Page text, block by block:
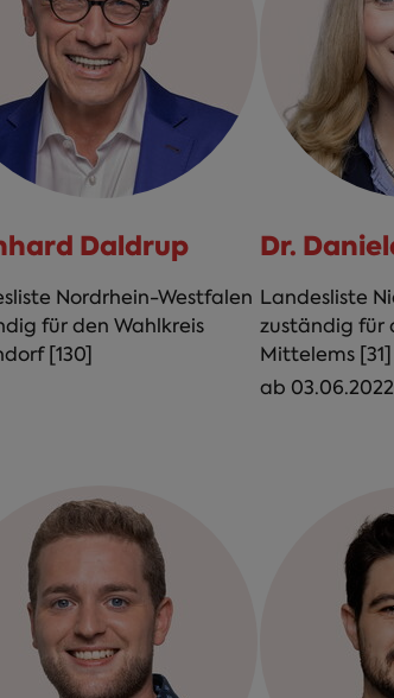
Daldrup
Nordrhein-Westfalen
für den Wahlkreis
[130]
Dr.
Landesliste
zuständig für
Mittelems [31]
ab 03.06.2022